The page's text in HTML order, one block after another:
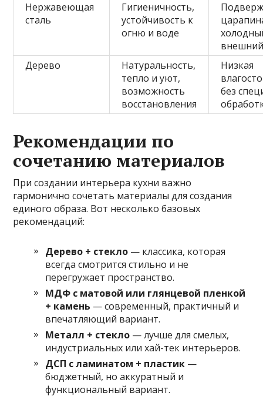
Нержавеющая
сталь
Гигиеничность,
устойчивость к
огню и воде
Дерево
Натуральность,
тепло и уют,
возможность
восстановления
Низкая
без
Рекомендации по
сочетанию материалов
При создании интерьера кухни важно
гармонично сочетать материалы для создания
единого образа. Вот несколько базовых
рекомендаций:
Дерево + стекло — классика, которая
всегда смотрится стильно и не
перегружает пространство.
МДФ с матовой или глянцевой пленкой
+ камень — современный, практичный и
впечатляющий вариант.
Металл + стекло — лучше для смелых,
индустриальных или хай-тек интерьеров.
ДСП с ламинатом + пластик —
бюджетный, но аккуратный и
функциональный вариант.